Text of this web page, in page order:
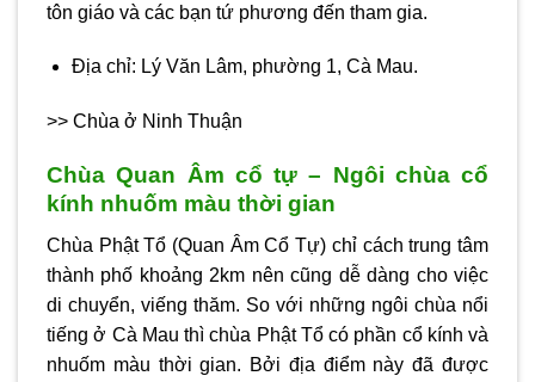
tôn giáo và các bạn tứ phương đến tham gia.
Địa chỉ: Lý Văn Lâm, phường 1, Cà Mau.
>> Chùa ở Ninh Thuận
Chùa Quan Âm cổ tự – Ngôi chùa cổ
kính nhuốm màu thời gian
Chùa Phật Tổ (Quan Âm Cổ Tự) chỉ cách trung tâm
thành phố khoảng 2km nên cũng dễ dàng cho việc
di chuyển, viếng thăm. So với những ngôi chùa nổi
tiếng ở Cà Mau thì chùa Phật Tổ có phần cổ kính và
nhuốm màu thời gian. Bởi địa điểm này đã được